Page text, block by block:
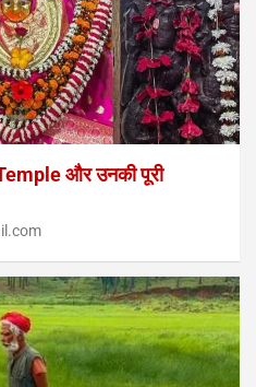
और उनकी पूरी